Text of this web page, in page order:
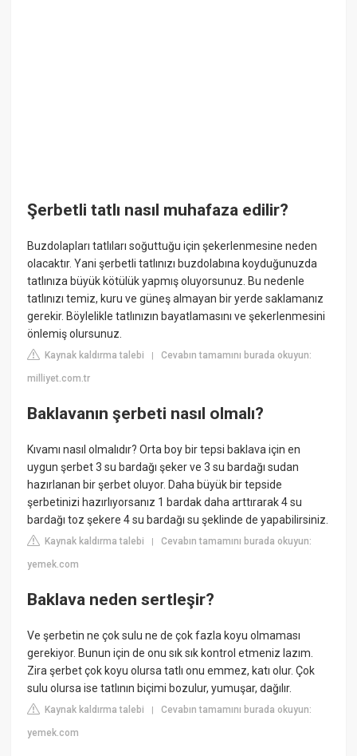
Şerbetli tatlı nasıl muhafaza edilir?
Buzdolapları tatlıları soğuttuğu için şekerlenmesine neden
olacaktır. Yani şerbetli tatlınızı buzdolabına koyduğunuzda
tatlınıza büyük kötülük yapmış oluyorsunuz. Bu nedenle
tatlınızı temiz, kuru ve güneş almayan bir yerde saklamanız
gerekir. Böylelikle tatlınızın bayatlamasını ve şekerlenmesini
önlemiş olursunuz.
Kaynak kaldırma talebi |Cevabın tamamını burada okuyun:
milliyet.com.tr
Baklavanın şerbeti nasıl olmalı?
Kıvamı nasıl olmalıdır? Orta boy bir tepsi baklava için en
uygun şerbet 3 su bardağı şeker ve 3 su bardağı sudan
hazırlanan bir şerbet oluyor. Daha büyük bir tepside
şerbetinizi hazırlıyorsanız 1 bardak daha arttırarak 4 su
bardağı toz şekere 4 su bardağı su şeklinde de yapabilirsiniz.
Kaynak kaldırma talebi |Cevabın tamamını burada okuyun:
yemek.com
Baklava neden sertleşir?
Ve şerbetin ne çok sulu ne de çok fazla koyu olmaması
gerekiyor. Bunun için de onu sık sık kontrol etmeniz lazım.
Zira şerbet çok koyu olursa tatlı onu emmez, katı olur. Çok
sulu olursa ise tatlının biçimi bozulur, yumuşar, dağılır.
Kaynak kaldırma talebi |Cevabın tamamını burada okuyun:
yemek.com